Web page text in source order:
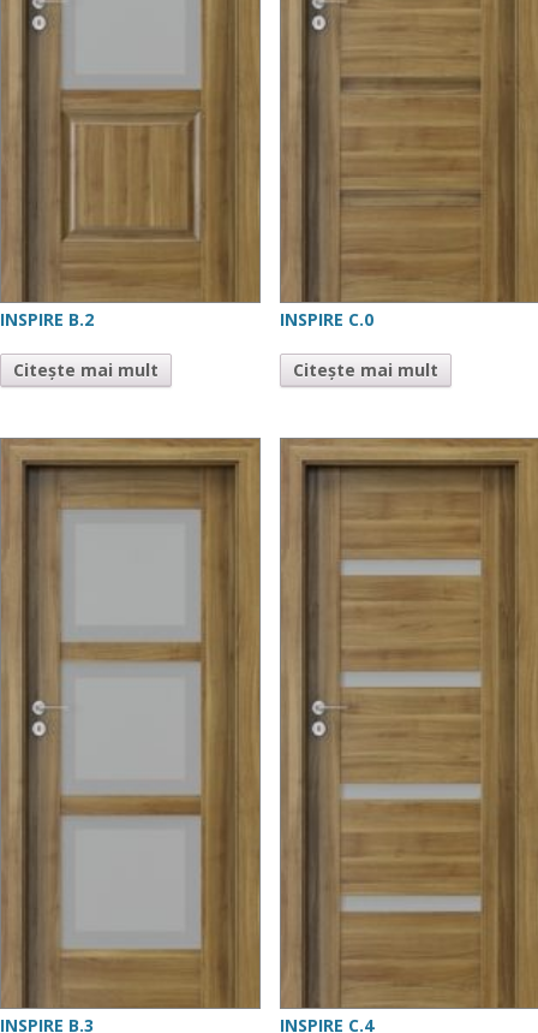
INSPIRE B.2
Citește mai mult
INSPIRE C.0
Citește mai mult
INSPIRE B.3 INSPIRE C.4